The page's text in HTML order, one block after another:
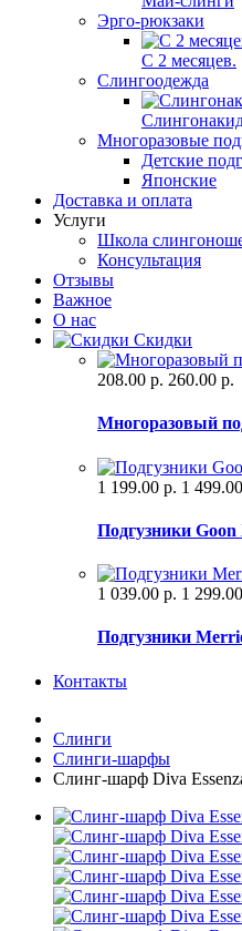
Эрго-рюкзаки
С 2 месяцев.
Слингоодежда
Многоразовые
Детские
Японские
Доставка и оплата
Услуги
Школа
Консультация
Отзывы
Важное
О нас
Скидки
208.00 р. 260.00 р.
Многоразовый
1 199.00 р. 1
Подгузники
1 039.00 р. 1
Подгузники
Контакты
Слинги
Слинги-шарфы
Слинг-шарф Diva